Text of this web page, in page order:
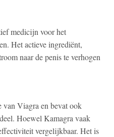
medicijn voor het
Het actieve ingrediënt,
naar de penis te verhogen
van Viagra en bevat ook
Hoewel Kamagra vaak
vergelijkbaar. Het is